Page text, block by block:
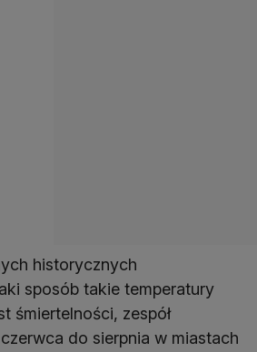
historycznych
sposób takie temperatury
śmiertelności, zespół
do sierpnia w miastach